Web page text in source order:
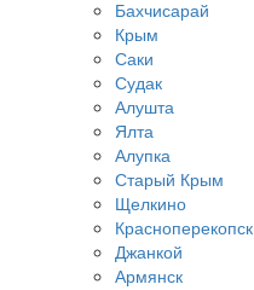
Бахчисарай
Крым
Саки
Судак
Алушта
Ялта
Алупка
Старый Крым
Щелкино
Красноперекопск
Джанкой
Армянск